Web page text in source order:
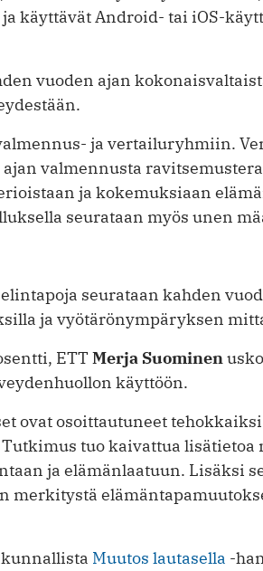
käyttävät Android- tai iOS-
vuoden ajan
ja vertailuryhmiin.
ajan valmennusta
ja kokemuksiaan
seurataan myös unen
seurataan kahden
ja vyötärönympäryksen
ETTMerja Suominen
käyttöön.
ovat osoittautuneet
tuo kaivattua
ja elämänlaatuun. Lisäksi
merkitystä
Muutos lautasella -